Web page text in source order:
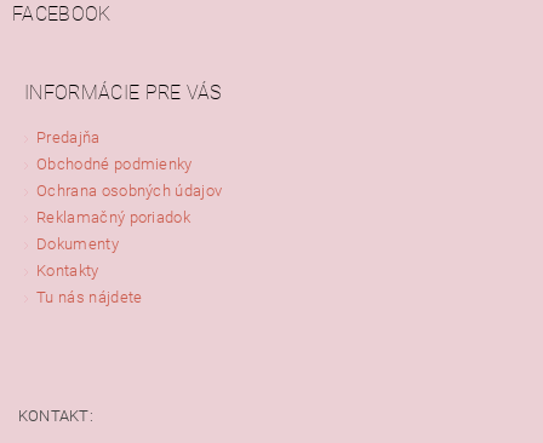
FACEBOOK
INFORMÁCIE PRE VÁS
Predajňa
Obchodné podmienky
Ochrana osobných údajov
Reklamačný poriadok
Dokumenty
Kontakty
Tu nás nájdete
KONTAKT: